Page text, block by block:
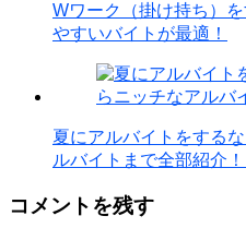
Wワーク（掛け持ち）
やすいバイトが最適！
夏にアルバイトをする
ルバイトまで全部紹介！
コメントを残す